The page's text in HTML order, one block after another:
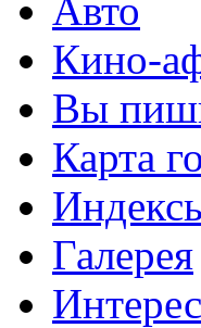
Авто
Кино-
Вы
Карта
Галерея